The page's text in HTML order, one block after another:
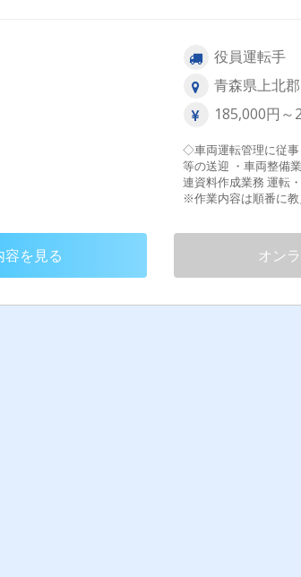
役員運転手
青森県上北郡
185,000円～
◇車両運転管理に従事していただきま
等の送迎 ・車両整備業務 始業・終業点検、洗車、給油、整備等 ・関
連資料作成業務 運転・業務日報の作成・管理 ・その他付随する業務
※作業内容は順番に教えます。 【業務の変更範囲
容を見る オン